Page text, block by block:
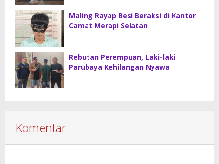
Maling Rayap Besi Beraksi di Kantor
Camat Merapi Selatan
Rebutan Perempuan, Laki-laki
Parubaya Kehilangan Nyawa
Komentar